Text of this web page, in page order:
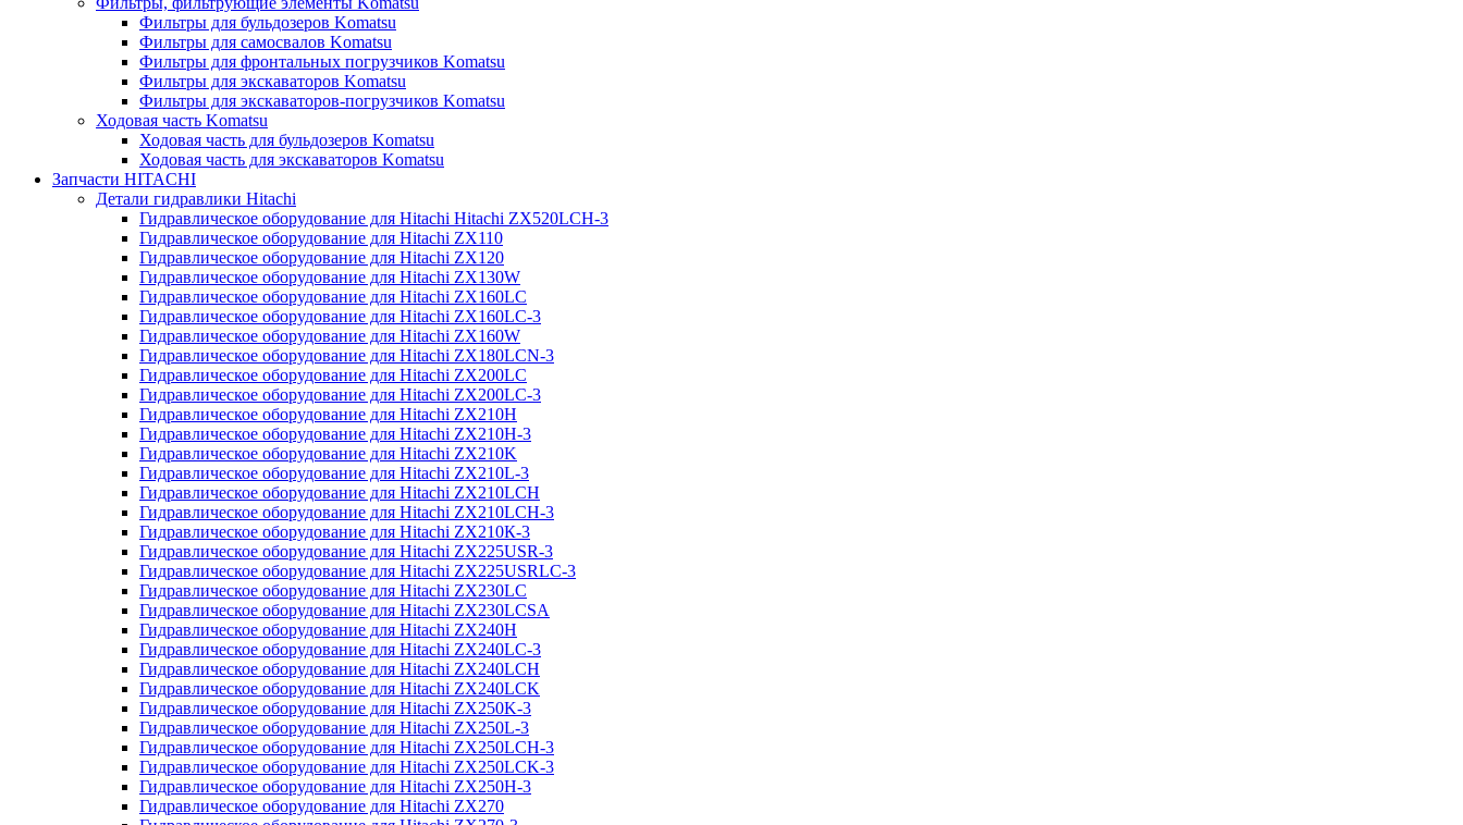
Фильтры для бульдозеров Komatsu
Фильтры для самосвалов Komatsu
Фильтры для фронтальных погрузчиков Komatsu
Фильтры для экскаваторов Komatsu
Фильтры для экскаваторов-погрузчиков Komatsu
Ходовая часть Komatsu
Ходовая часть для бульдозеров Komatsu
Ходовая часть для экскаваторов Komatsu
Запчасти HITACHI
Детали гидравлики Hitachi
Гидравлическое оборудование для Hitachi Hitachi ZX520LCH-3
Гидравлическое оборудование для Hitachi ZX110
Гидравлическое оборудование для Hitachi ZX120
Гидравлическое оборудование для Hitachi ZX130W
Гидравлическое оборудование для Hitachi ZX160LC
Гидравлическое оборудование для Hitachi ZX160LC-3
Гидравлическое оборудование для Hitachi ZX160W
Гидравлическое оборудование для Hitachi ZX180LCN-3
Гидравлическое оборудование для Hitachi ZX200LC
Гидравлическое оборудование для Hitachi ZX200LC-3
Гидравлическое оборудование для Hitachi ZX210H
Гидравлическое оборудование для Hitachi ZX210H-3
Гидравлическое оборудование для Hitachi ZX210K
Гидравлическое оборудование для Hitachi ZX210L-3
Гидравлическое оборудование для Hitachi ZX210LCH
Гидравлическое оборудование для Hitachi ZX210LCH-3
Гидравлическое оборудование для Hitachi ZX210К-3
Гидравлическое оборудование для Hitachi ZX225USR-3
Гидравлическое оборудование для Hitachi ZX225USRLC-3
Гидравлическое оборудование для Hitachi ZX230LC
Гидравлическое оборудование для Hitachi ZX230LCSA
Гидравлическое оборудование для Hitachi ZX240H
Гидравлическое оборудование для Hitachi ZX240LC-3
Гидравлическое оборудование для Hitachi ZX240LCH
Гидравлическое оборудование для Hitachi ZX240LCK
Гидравлическое оборудование для Hitachi ZX250K-3
Гидравлическое оборудование для Hitachi ZX250L-3
Гидравлическое оборудование для Hitachi ZX250LCH-3
Гидравлическое оборудование для Hitachi ZX250LCK-3
Гидравлическое оборудование для Hitachi ZX250Н-3
Гидравлическое оборудование для Hitachi ZX270